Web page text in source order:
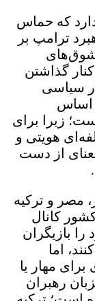
که حماس
ترامپ بر
گذاشتن
سیاسی
اساس
زیرا برای
هویتی و
از دست
مصر و ترکیه
کانال
بازیگران
اما
برای مهار یا
رهبران